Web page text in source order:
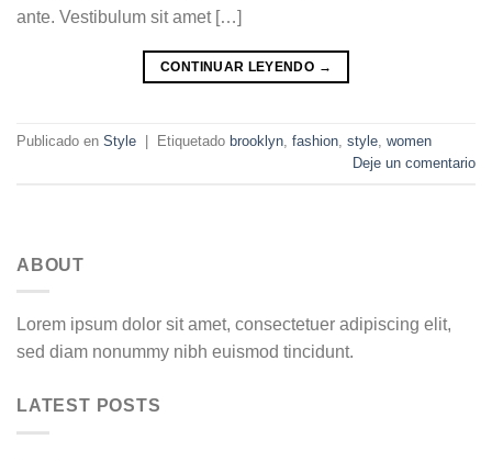
ante. Vestibulum sit amet […]
CONTINUAR LEYENDO →
Publicado en Style Etiquetado brooklyn, fashion, style, women
Deje un comentario
ABOUT
Lorem ipsum dolor sit amet, consectetuer adipiscing elit,
sed diam nonummy nibh euismod tincidunt.
LATEST POSTS